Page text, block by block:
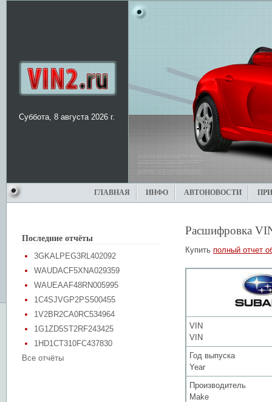
Суббота, 8 августа 2026 г.
ГЛАВНАЯ ИНФО АВТОНОВОСТИ
Последние отчёты
3GKALPEG3RL402092
WAUDACF5XNA029359
WAUEAAF48RN005995
1C4SJVGP2PS500455
1V2BR2CA0RC534964
1G1ZD5ST2RF243425
1HD1CT310FC437830
Все отчёты
Расшифровка
Купить полный отчет
VIN
VIN
Год выпуска
Year
Производитель
Make